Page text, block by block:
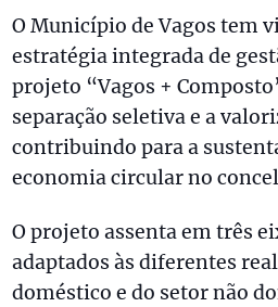
O Município de Vagos tem
estratégia integrada de
projeto “Vagos +
separação seletiva e a
contribuindo para a
economia circular no
O projeto assenta em três
adaptados às diferentes
doméstico e do setor não